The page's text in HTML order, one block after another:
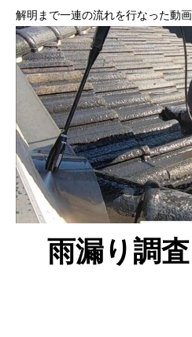
解明まで一連の流れを行なった動画
雨漏り調